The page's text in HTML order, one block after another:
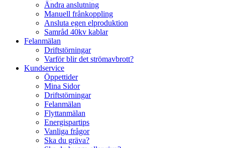
Ändra anslutning
Manuell frånkoppling
Ansluta egen elproduktion
Samråd 40kv kablar
Felanmälan
Driftstörningar
Varför blir det strömavbrott?
Kundservice
Öppettider
Mina Sidor
Driftstörningar
Felanmälan
Flyttanmälan
Energispartips
Vanliga frågor
Ska du gräva?